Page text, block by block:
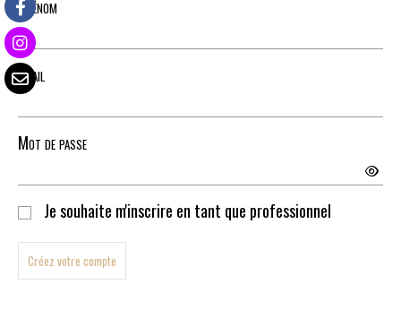
Prénom
Email
Mot de passe
Je souhaite m'inscrire en tant que professionnel
Créez votre compte